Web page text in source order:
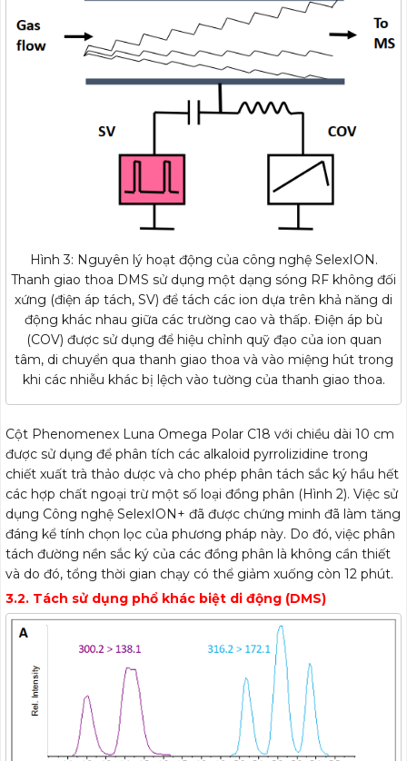
Hình 3: Nguyên lý hoạt động của công nghệ SelexION.
Thanh giao thoa DMS sử dụng một dạng sóng RF không đối
xứng (điện áp tách, SV) để tách các ion dựa trên khả năng di
động khác nhau giữa các trường cao và thấp. Điện áp bù
(COV) được sử dụng để hiệu chỉnh quỹ đạo của ion quan
tâm, di chuyển qua thanh giao thoa và vào miệng hút trong
khi các nhiễu khác bị lệch vào tường của thanh giao thoa.
Cột Phenomenex Luna Omega Polar C18 với chiều dài 10 cm
được sử dụng để phân tích các alkaloid pyrrolizidine trong
chiết xuất trà thảo dược và cho phép phân tách sắc ký hầu hết
các hợp chất ngoại trừ một số loại đồng phân (Hình 2). Việc sử
dụng Công nghệ SelexION+ đã được chứng minh đã làm tăng
đáng kể tính chọn lọc của phương pháp này. Do đó, việc phân
tách đường nền sắc ký của các đồng phân là không cần thiết
và do đó, tổng thời gian chạy có thể giảm xuống còn 12 phút.
3.2. Tách sử dụng phổ khác biệt di động (DMS)